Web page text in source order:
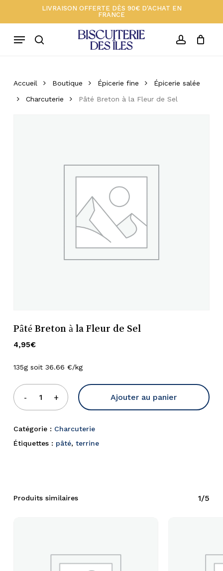
content
LIVRAISON OFFERTE DÈS 90€ D'ACHAT EN
FRANCE
search account
Menu
Votre panier 🍪 Close
Accueil Boutique Épicerie fine
Épicerie salée
Charcuterie
Pâté Breton à la Fleur de Sel
Pâté Breton à la Fleur de Sel
4,95€
135g soit 36.66 €/kg
Ajouter au panier
Catégorie : Charcuterie
Étiquettes : pâté, terrine
Produits similaires 1/5